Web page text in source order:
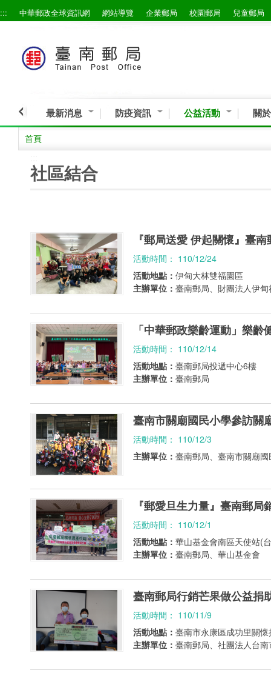
跳到主要內容區塊
::: 中華郵政全球資訊網 網站導覽 企業郵局 校園郵局 兒童郵局
最新消息 防疫資訊 公益活動 關
首頁
社區結合
『郵局送愛 伊起關懷』臺
活動時間： 110/12/24
活動地點： 伊甸大林雙福園區
主辦單位： 臺南郵局、財團法人伊
「中華郵政樂齡運動」樂齡
活動時間： 110/12/14
活動地點： 臺南郵局投遞中心6樓
主辦單位： 臺南郵局
臺南市關廟國民小學參訪關
活動時間： 110/12/3
主辦單位： 臺南郵局、臺南市關廟
『郵愛旦生力量』臺南郵
活動時間： 110/12/1
活動地點： 華山基金會南區天使站(
主辦單位： 臺南郵局、華山基金會
臺南郵局行銷芒果做公益捐
活動時間： 110/11/9
活動地點： 臺南市永康區成功里關懷
主辦單位： 臺南郵局、社團法人台